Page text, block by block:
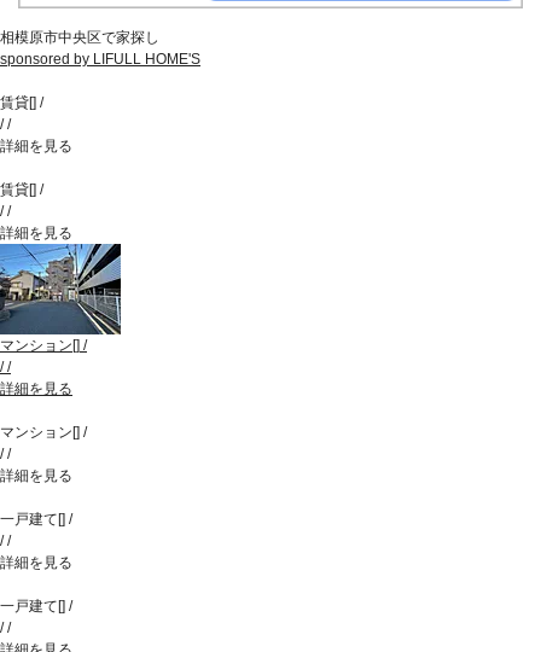
相模原市中央区で家探し
sponsored by LIFULL HOME'S
賃貸[] /
//
詳細を見る
賃貸[] /
//
詳細を見る
マンション [] /
//
詳細を見る
マンション [] /
//
詳細を見る
一戸建て [] /
//
詳細を見る
一戸建て [] /
//